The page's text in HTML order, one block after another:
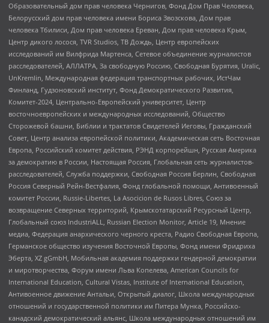
Образовательный дом прав человека Чернигов, Фонд Дом Прав Человека,
Белорусский дом прав человека имени Бориса Звозскова, Дом прав
человека Тбилиси, Дом прав человека Ереван, Дом прав человека Крым,
Центр дикого лосося, TVR Studios, ТВ Дождь, Центр европейских
исследований им Вилфрида Мартенса, Сетевое объединение журналистов
расследователей, АЛЛАТРА, За свободную Россию, Свободная Бурятия, Uralic,
UnKremlin, Международная федерация транспортных рабочих, ИстЧам
Финланд, Гудзоновский институт, Фонд Демократического Развития,
Комитет-2024, Центрально-Европейский университет, Центр
восточноевропейских и международных исследований, Общество
Сторожевой башни, Библии и трактатов Свидетелей Иеговы, Гражданский
Совет, Центр анализа европейской политики, Академическая сеть Восточная
Европа, Российский комитет действия, РЭНД корпорейшн, Русская Америка
за демократию в России, Настоящая Россия, Глобальная сеть журналистов-
расследователей, Служба поддержки, Свободная Россия Берлин, Свободная
Россия Северный Рейн-Вестфалия, Фонд глобальной помощи, Антивоенный
комитет России, Russie-Libertes, La Asocicion de Rusos Libres, Союз за
возвращение Северных территорий, Крымскотатарский Ресурсный Центр,
Глобальный союз IndustriALL, Russian Election Monitor, Article 19, Мнение
медиа, Федерация анархического черного креста, Радио Свободная Европа,
Германское общество изучения Восточной Европы, Фонд имени Фридриха
Эберта, XZ gGmbH, Мобильная академия поддержки гендерной демократии
и миротворчества, Форум имени Льва Копелева, American Councils for
International Education, Cultural Vistas, Institute of International Education,
Антивоенное движение Антальи, Открытый диалог, Школа международных
отношений и государственной политики им Питера Мунка, Российско-
канадский демократический альянс, Школа международных отношений им